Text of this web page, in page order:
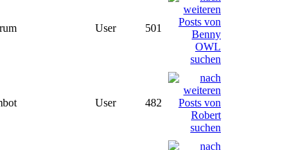
User 501
User 482